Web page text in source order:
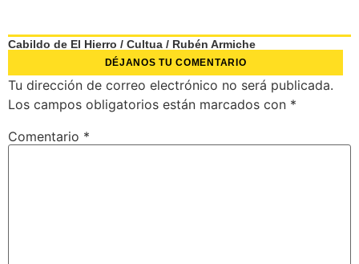
Cabildo de El Hierro / Cultua / Rubén Armiche
DÉJANOS TU COMENTARIO
Tu dirección de correo electrónico no será publicada.
Los campos obligatorios están marcados con *
Comentario *